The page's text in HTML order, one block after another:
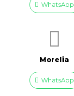
WhatsApp
Morelia
WhatsApp